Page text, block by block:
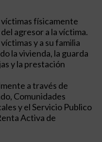
físicamente
agresor a la víctima.
y a su familia
la vivienda, la guarda
y la prestación
a través de
Comunidades
y el Servicio Publico
Activa de